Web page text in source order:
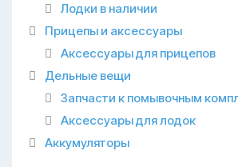
Лодки в наличии
Прицепы и аксессуары
Аксессуары для прицепов
Дельные вещи
Запчасти к помывочным
Аксессуары для лодок
Аккумуляторы